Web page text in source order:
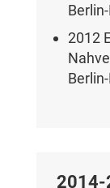
2012
2014-